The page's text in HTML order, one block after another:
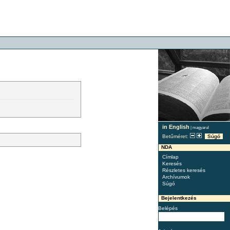
in English | magyarul
Betűméret:
Súgó
NDA
Címlap
Keresés
Részletes keresés
Archívumok
Súgó
Bejelentkezés
Belépés